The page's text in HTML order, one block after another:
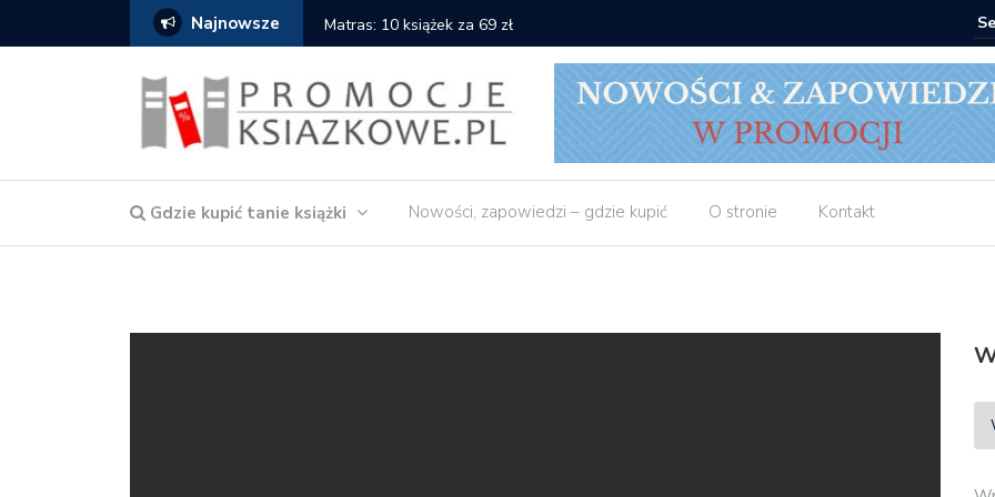
Najnowsze Matras: 10 książek za 69 zł Empik:
Gdzie kupić tanie książki Nowości, zapowiedzi – gdzie kupić O stronie Kontakt